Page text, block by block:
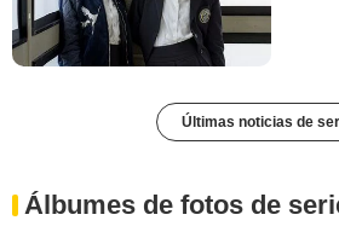
Últimas noticias de
Álbumes de fotos de